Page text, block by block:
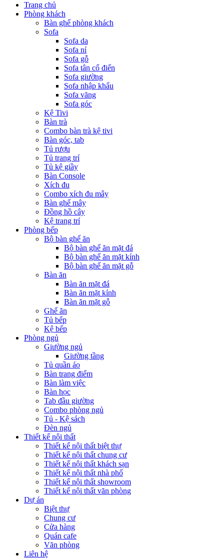
Trang chủ
Phòng khách
Bàn ghế phòng khách
Sofa
Sofa da
Sofa nỉ
Sofa gỗ
Sofa tân cổ điển
Sofa giường
Sofa nhập khẩu
Sofa văng
Sofa góc
Kệ Tivi
Bàn trà
Combo bàn trà kệ tivi
Bàn góc, tab
Tủ rượu
Tủ trang trí
Tủ kệ giầy
Bàn Console
Xích đu
Combo xích đu mây
Bàn ghế mây
Đồng hồ cây
Kệ trang trí
Phòng bếp
Bộ bàn ghế ăn
Bộ bàn ghế ăn mặt đá
Bộ bàn ghế ăn mặt kính
Bộ bàn ghế ăn mặt gỗ
Bàn ăn
Bàn ăn mặt đá
Bàn ăn mặt kính
Bàn ăn mặt gỗ
Ghế ăn
Tủ bếp
Kệ bếp
Phòng ngủ
Giường ngủ
Giường tầng
Tủ quần áo
Bàn trang điểm
Bàn làm việc
Bàn học
Tab đầu giường
Combo phòng ngủ
Tủ - Kệ sách
Đèn ngủ
Thiết kế nội thất
Thiết kế nội thất biệt thự
Thiết kế nội thất chung cư
Thiết kế nội thất khách sạn
Thiết kế nội thất nhà phố
Thiết kế nội thất showroom
Thiết kế nội thất văn phòng
Dự án
Biệt thự
Chung cư
Cửa hàng
Quán cafe
Văn phòng
Liên hệ